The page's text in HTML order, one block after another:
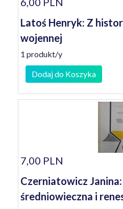
Latoś Henryk: Z
wojennej
1 produkt/y
Dodaj do Koszyka
7,00 PLN
Czerniatowicz
średniowieczna i